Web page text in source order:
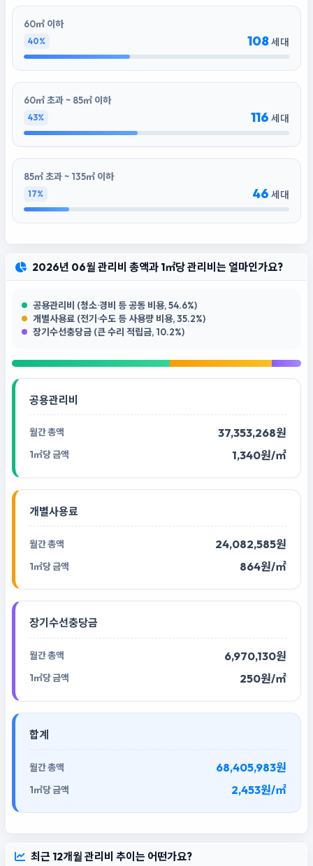
60㎡ 이하
40% 108세대
60㎡ 초과 ~ 85㎡ 이하
43% 116 세대
85㎡ 초과 ~ 135㎡ 이하
17% 46 세대
2026년 06월 관리비 총액과 1㎡당 관리비는 얼마인가요?
공용관리비 (청소·경비 등 공동 비용, 54.6%)
개별사용료 (전기·수도 등 사용량 비용, 35.2%)
장기수선충당금 (큰 수리 적립금, 10.2%)
공용관리비
37,353,268원
1,340원/㎡
개별사용료
24,082,585원
864원/㎡
장기수선충당금
6,970,130원
250원/㎡
합계
68,405,983원
2,453원/㎡
최근 12개월 관리비 추이는 어떤가요?